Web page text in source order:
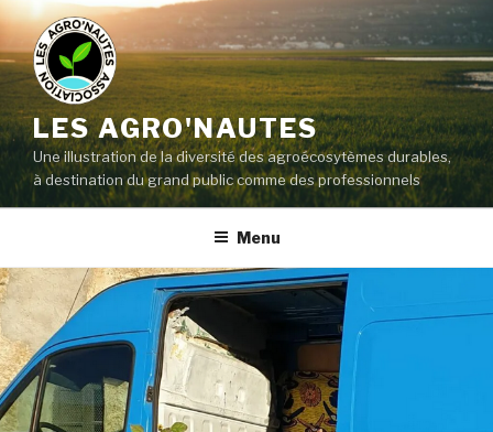
LES AGRO'NAUTES
Une illustration de la diversité des agroécosytèmes durables,
à destination du grand public comme des professionnels
Menu